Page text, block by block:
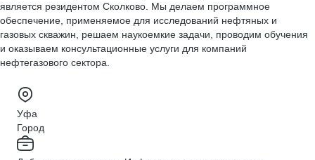
является резидентом Сколково. Мы делаем программное
обеспечение, применяемое для исследований нефтяных и
газовых скважин, решаем наукоемкие задачи, проводим обучения
и оказываем консультационные услуги для компаний
нефтегазового сектора.
Уфа
Город